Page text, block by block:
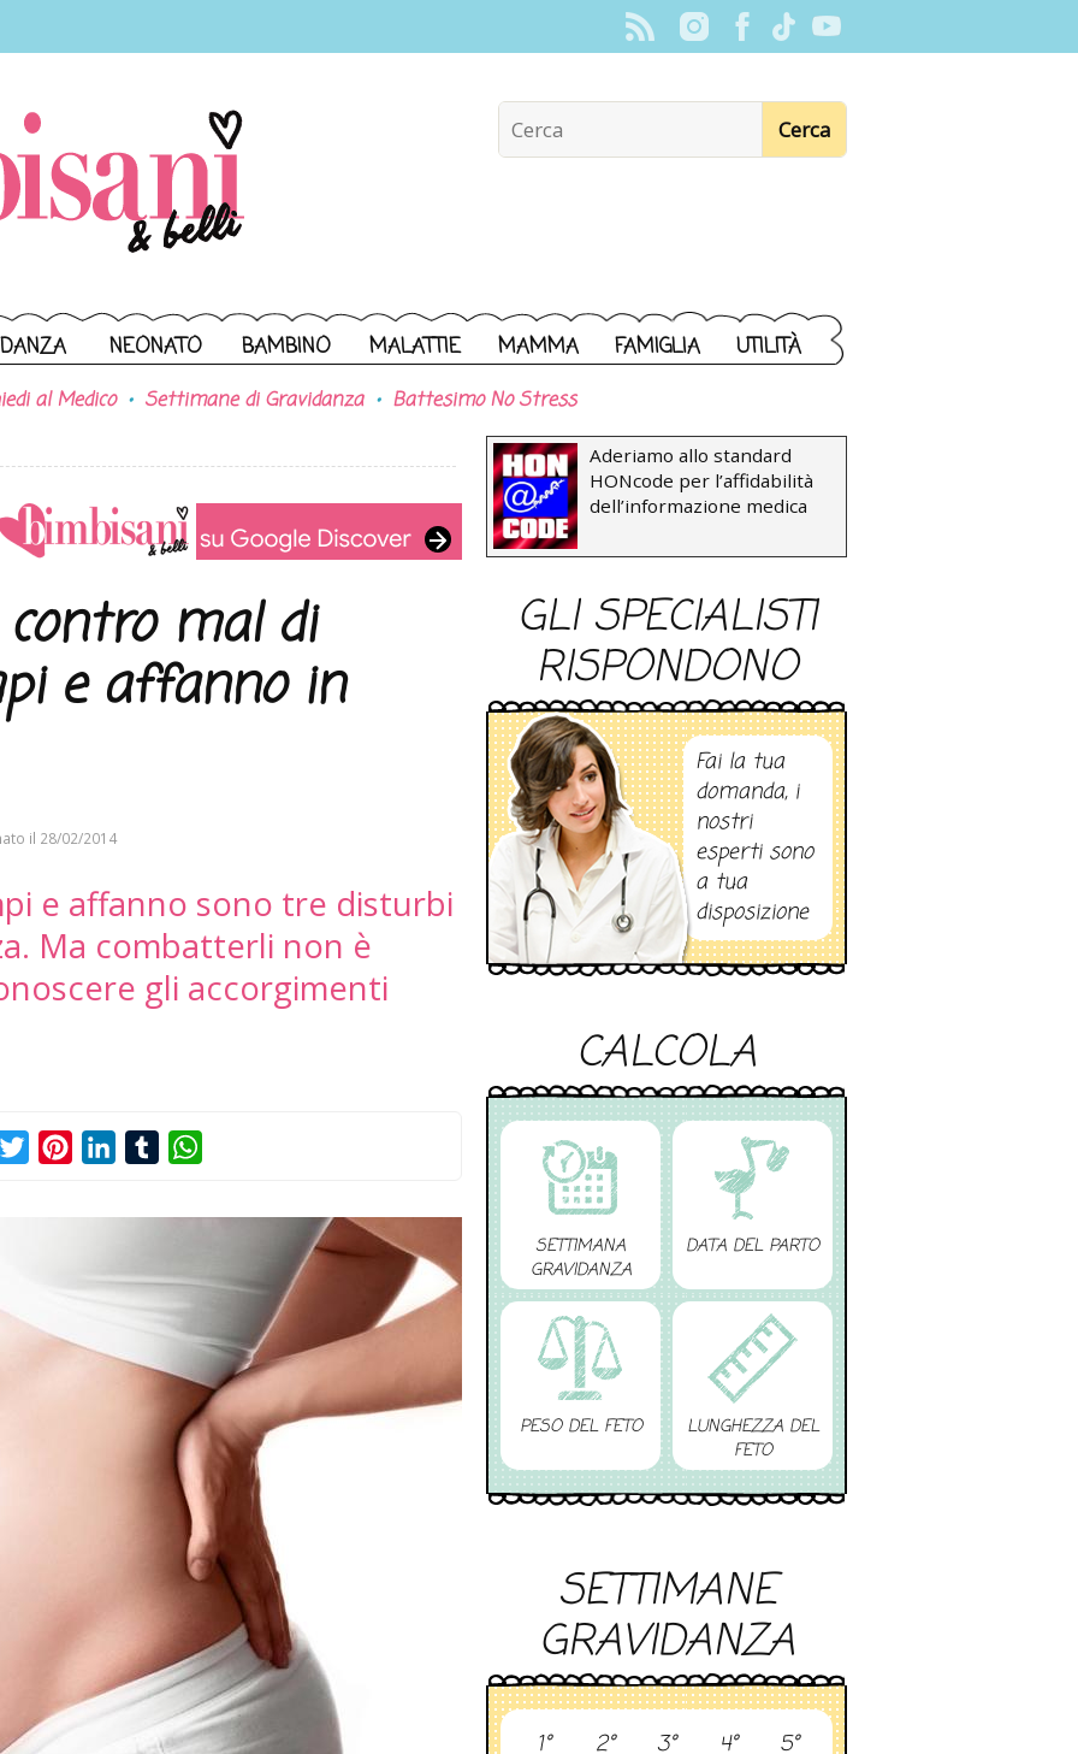
NEONATO BAMBINO MALATTIE MAMMA FAMIGLIA UTILITÀ
al Medico Settimane di Gravidanza Battesimo No Stress
mal di
e affanno in
il 28/02/2014
e affanno sono tre disturbi
Ma combatterli non è
gli accorgimenti
TwitterPinterestLinkedInTumblr
Aderiamo allo standard
HONcode per l’affidabilità
dell’informazione medica
GLI SPECIALISTI
RISPONDONO
Fai la tua
domanda, i
nostri
esperti sono
a tua
disposizione
CALCOLA
SETTIMANA
GRAVIDANZA
DATA DEL PARTO
PESO DEL FETO
LUNGHEZZA DEL
FETO
SETTIMANE
GRAVIDANZA
1° 2° 3° 4°
5°